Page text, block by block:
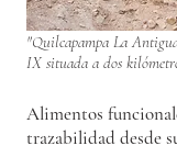
"Quilcapampa La
IX situada a dos
Alimentos
trazabilidad desde